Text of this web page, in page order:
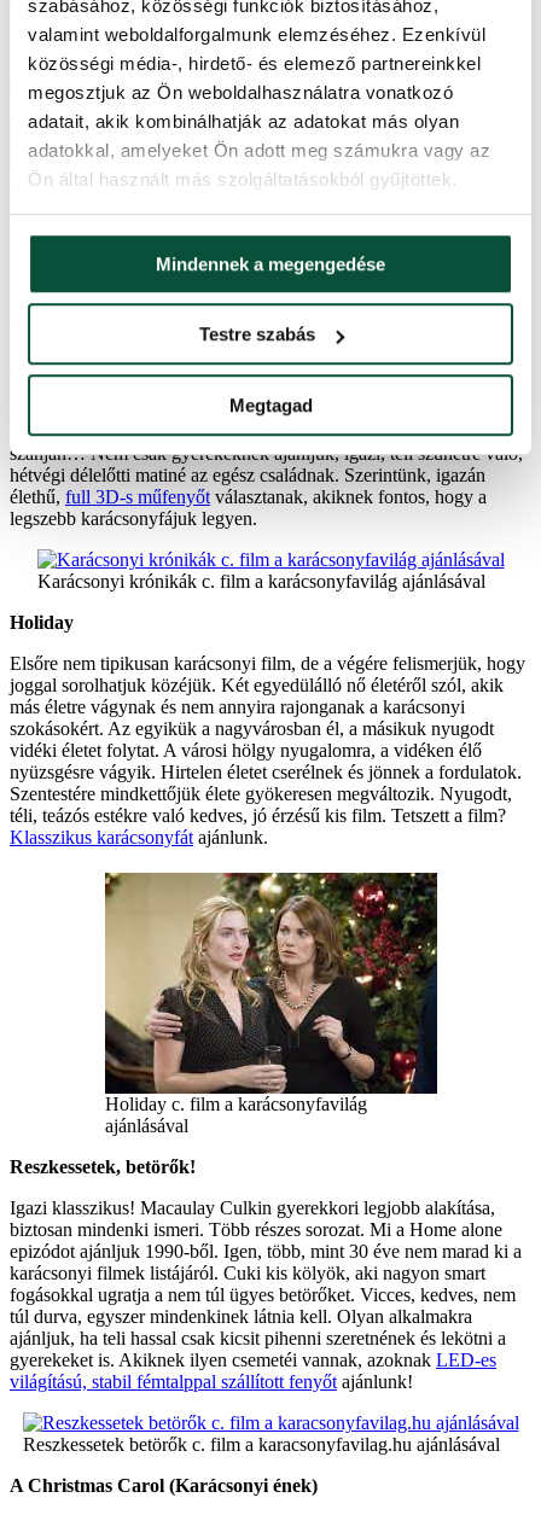
szabásához, közösségi funkciók biztosításához,
valamint weboldalforgalmunk elemzéséhez. Ezenkívül
közösségi média-, hirdető- és elemező partnereinkkel
megosztjuk az Ön weboldalhasználatra vonatkozó
adatait, akik kombinálhatják az adatokat más olyan
adatokkal, amelyeket Ön adott meg számukra vagy az
Ön által használt más szolgáltatásokból gyűjtöttek.
Mindennek a megengedése
Testre szabás
Megtagad
Csak nálunk találhat több fajtát ezekből az exkluzív, extra széles
karácsonyfákból.
Extra széles karácsonyfák
Karácsonyi krónikák(The Christmas Chronicles)
Az első rész önmagában is teljes film, de készült második része is.
Az első részt ajánljuk, melyben izgalmas családi kalandban
vehetünk részt a főszereplők által. A karácsony éjszaka egyedül
otthonmaradt testvérek egy 10 éves kislány és bátyja kitervelik,
hogy meglesik a Mikulást. Akiben a fiú nem is különösebben hisz,
de húga kedvéért belemegy a játékba. Csapdát állítanak a
felvegye, ha ők közben elaludnának. Ügyes, talpraesett gyerekek,
akik a film folytatásában igazi kalandokat élnek át a Mikulás
szánján… Nem csak gyerekeknek ajánljuk, igazi, téli szünetre való,
hétvégi délelőtti matiné az egész családnak. Szerintünk, igazán
élethű, full 3D-s műfenyőt választanak, akiknek fontos, hogy a
legszebb karácsonyfájuk legyen.
Karácsonyi krónikák c. film a karácsonyfavilág ajánlásával
Holiday
Elsőre nem tipikusan karácsonyi film, de a végére felismerjük, hogy
joggal sorolhatjuk közéjük. Két egyedülálló nő életéről szól, akik
más életre vágynak és nem annyira rajonganak a karácsonyi
szokásokért. Az egyikük a nagyvárosban él, a másikuk nyugodt
vidéki életet folytat. A városi hölgy nyugalomra, a vidéken élő
nyüzsgésre vágyik. Hirtelen életet cserélnek és jönnek a fordulatok.
Szentestére mindkettőjük élete gyökeresen megváltozik. Nyugodt,
téli, teázós estékre való kedves, jó érzésű kis film. Tetszett a film?
Klasszikus karácsonyfát ajánlunk.
Holiday c. film a karácsonyfavilág
ajánlásával
Reszkessetek, betörők!
Igazi klasszikus! Macaulay Culkin gyerekkori legjobb alakítása,
biztosan mindenki ismeri. Több részes sorozat. Mi a Home alone
epizódot ajánljuk 1990-ből. Igen, több, mint 30 éve nem marad ki a
karácsonyi filmek listájáról. Cuki kis kölyök, aki nagyon smart
fogásokkal ugratja a nem túl ügyes betörőket. Vicces, kedves, nem
túl durva, egyszer mindenkinek látnia kell. Olyan alkalmakra
ajánljuk, ha teli hassal csak kicsit pihenni szeretnének és lekötni a
gyerekeket is. Akiknek ilyen csemetéi vannak, azoknak LED-es
világítású, stabil fémtalppal szállított fenyőt ajánlunk!
Reszkessetek betörők c. film a karacsonyfavilag.hu ajánlásával
A Christmas Carol (Karácsonyi ének)